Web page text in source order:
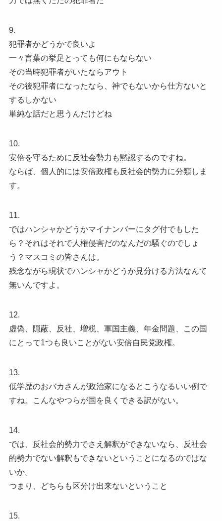
9.
犯罪者かどうかで良いよ
一々言葉の挙足とっても何にもならない
その当時犯罪者がいたならアウト
その後犯罪者になったなら、神でもないから仕方ないと
するしかない
単純な話だと思うんだけどね
10.
安倍を守るために反社会勢力も黙認するのですね。
ならば、個人的には安倍政権も反社会的勢力に分類しま
す。
11.
ではハンシャかどうかマイナンバーにタグ付でもした
ら？それはそれで人権侵害だのなんだの騒ぐのでしょ
う？マスコミの皆さんは。
残念ながら現状でハンシャかどうか見分ける方法なんて
無いんですよ。
12.
虚偽、隠蔽、反社、増税、軍国主義、年金問題、この国
にとって1つも良いことがない安倍自民党政権。
13.
低学歴のおバカさんが政治家になるとこうなるいい例で
すね。こんなやつらが国を良くできる訳がない。
14.
では、反社会的勢力でさえ解釈ができないなら、反社会
的勢力でない解釈もできないということになるのではな
いか。
つまり、どちらも区分け出来ないということ
15.